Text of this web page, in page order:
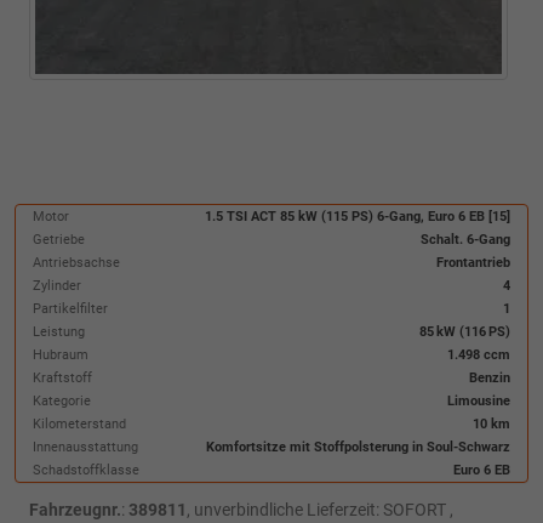
Motor
1.5 TSI ACT 85 kW (115 PS) 6-Gang, Euro 6 EB [15]
Getriebe
Schalt. 6-Gang
Antriebsachse
Frontantrieb
Zylinder
4
Partikelfilter
1
Leistung
85 kW (116 PS)
Hubraum
1.498 ccm
Kraftstoff
Benzin
Kategorie
Limousine
Kilometerstand
10 km
Innenausstattung
Komfortsitze mit Stoffpolsterung in Soul-Schwarz
Schadstoffklasse
Euro 6 EB
Fahrzeugnr.: 389811, unverbindliche Lieferzeit: SOFORT ,